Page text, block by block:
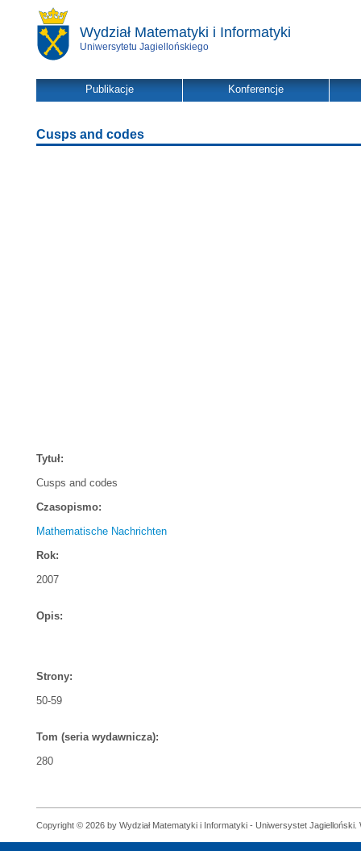
Wydział Matematyki i Informatyki
Uniwersytetu Jagiellońskiego
Publikacje Konferencje
Cusps and codes
Tytuł:
Cusps and codes
Czasopismo:
Mathematische Nachrichten
Rok:
2007
Opis:
Strony:
50-59
Tom (seria wydawnicza):
280
Copyright © 2026 by Wydział Matematyki i Informatyki - Uniwersystet